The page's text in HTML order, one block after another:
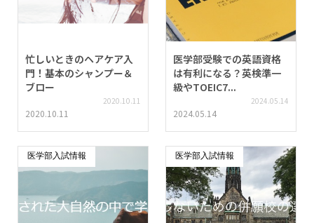
忙しいときのヘアケア入
門！基本のシャンプー＆
ブロー
2020.10.11
2020.10.11
医学部受験での英語資格
は有利になる？英検準一
級やTOEIC7...
2024.05.14
2024.05.14
医学部入試情報 医学部入試情報